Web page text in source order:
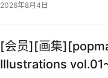
2026年8月4日
[会员][画集
Illustrations